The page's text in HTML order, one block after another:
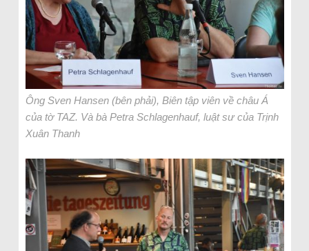
Ông Sven Hansen (bên phải), Biên tập viên về châu Á
của tờ TAZ. Và bà Petra Schlagenhauf, luật sư của Trịnh
Xuân Thanh